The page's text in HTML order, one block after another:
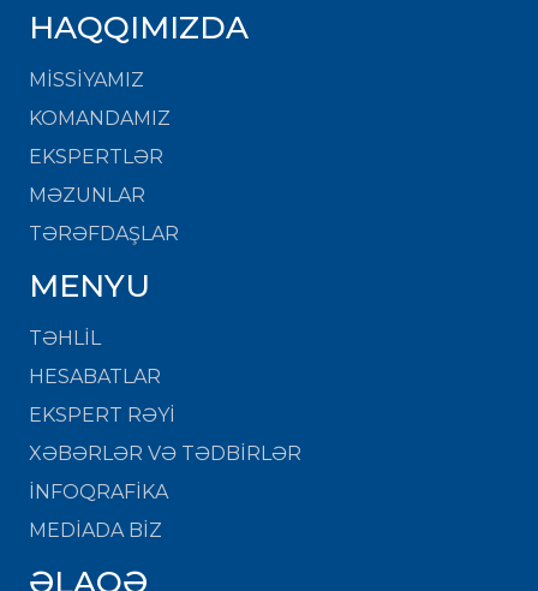
HAQQIMIZDA
MISSIYAMIZ
KOMANDAMIZ
EKSPERTLƏR
MƏZUNLAR
TƏRƏFDAŞLAR
MENYU
TƏHLİL
HESABATLAR
EKSPERT RƏYİ
XƏBƏRLƏR VƏ TƏDBİRLƏR
İNFOQRAFİKA
MEDİADA BİZ
ƏLAQƏ